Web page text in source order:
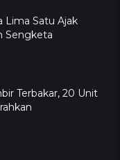
Lima Satu Ajak
Sengketa
Terbakar, 20 Unit